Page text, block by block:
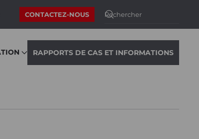
CONTACTEZ-NOUS
RAPPORTS DE CAS ET INFORMATIONS